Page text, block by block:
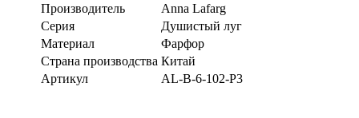
Производитель
Anna Lafarg
Серия
Душистый луг
Материал
Фарфор
Страна производства Китай
Артикул
AL-B-6-102-P3